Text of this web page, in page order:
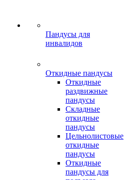
Пандусы для
инвалидов
Откидные пандусы
Откидные
раздвижные
пандусы
Складные
откидные
пандусы
Цельнолистовые
откидные
пандусы
Откидные
пандусы для